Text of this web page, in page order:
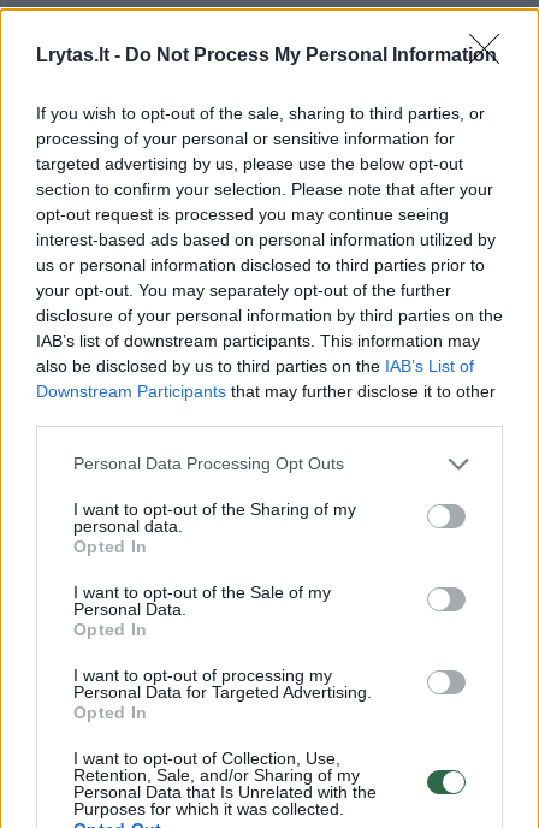
Lrytas.lt - Do Not Process My Personal Information
If you wish to opt-out of the sale, sharing to third parties, or
processing of your personal or sensitive information for
targeted advertising by us, please use the below opt-out
section to confirm your selection. Please note that after your
opt-out request is processed you may continue seeing
interest-based ads based on personal information utilized by
us or personal information disclosed to third parties prior to
your opt-out. You may separately opt-out of the further
disclosure of your personal information by third parties on the
IAB’s list of downstream participants. This information may
also be disclosed by us to third parties on the IAB’s List of
Downstream Participants that may further disclose it to other
Personal Data Processing Opt Outs
I want to opt-out of the Sharing of my
personal data.
Opted In
I want to opt-out of the Sale of my
Personal Data.
Opted In
I want to opt-out of processing my
Personal Data for Targeted Advertising.
Opted In
I want to opt-out of Collection, Use,
Retention, Sale, and/or Sharing of my
Personal Data that Is Unrelated with the
Purposes for which it was collected.
išgriuvau ant sofkės ir žiūriu: Beata verda
avižinę košę. Keptuvėj pakepino bananų, bėrė
koše. Tik va visa tai stebint dėmesį blaškė
ponios žiedai. Ant abiejų rankų suskaičiavau
ar tik ne keturis, plius apyrankė. Ir ne kokie ten
lygūs neva vestuviniai, o su įmantriausiom
akutėm ir išsikišimais. Ne tik vakar, bet ir
kitose laidose prie tų žiedų limpa miltai,
kabinasi pjaustomos daržovės.
Pripažįstu, kad esu seno sukirpimo ir stipriai
paveikta griežtų savo kulinarinių studijų
mokyklos taisyklių. Šefai įkalė į galvą, kad
maistas turi būti gaminamas švariais rūbais,
švariomis plikomis rankomis. Jokių žiedų ir
apyrankių, jokių ilgų nagų ir spalvotų
manikiūrų. Mokykloje nagai turėdavo būti
nukarpyti kone iki geluonių. Aš suprantu, kad
tokios griežtos taisyklės yra skirtos virtuvės
profesionalams, kurie gamina ne sau, o
kitiems žmonėms. Bet mintį pagaunat –